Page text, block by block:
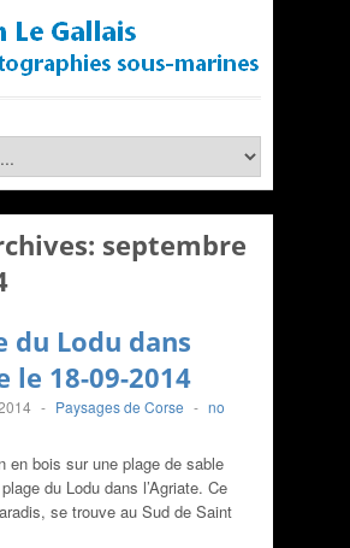
septembre
du Lodu dans
le 18-09-2014
- Paysages de Corse - no
en bois sur une plage de sable
du Lodu dans l’Agriate. Ce
se trouve au Sud de Saint